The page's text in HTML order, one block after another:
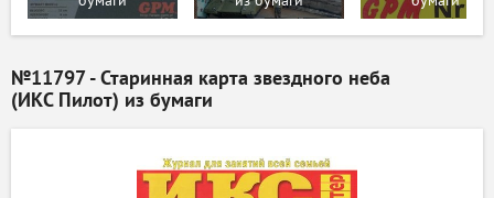
№11797 - Старинная карта звездного неба
(ИКС Пилот) из бумаги